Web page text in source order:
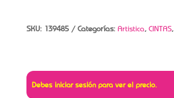
SKU: 139485 Categorías: Artistica, CINTAS,
Debes iniciar sesión para ver el precio.